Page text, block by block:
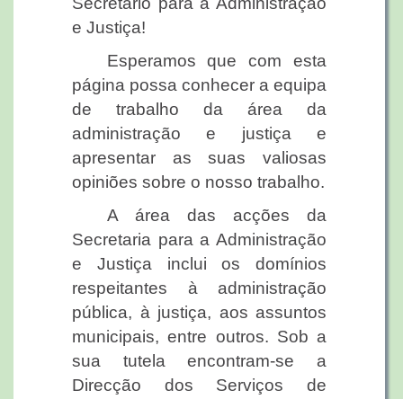
e Justiça!
Esperamos que com esta
página possa conhecer a equipa
de trabalho da área da
administração e justiça e
apresentar as suas valiosas
opiniões sobre o nosso trabalho.
A área das acções da
Secretaria para a Administração
e Justiça inclui os domínios
respeitantes à administração
pública, à justiça, aos assuntos
municipais, entre outros. Sob a
sua tutela encontram-se a
Direcção dos Serviços de